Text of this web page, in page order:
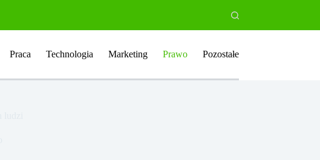
Praca Technologia Marketing Prawo Pozostałe